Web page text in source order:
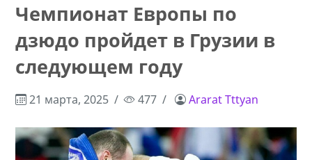
Чемпионат Европы по
дзюдо пройдет в Грузии в
следующем году
21 марта, 2025 477 Ararat Tttyan